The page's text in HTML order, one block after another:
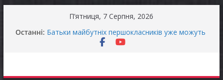
П’ятниця, 7 Серпня, 2026
Останні: влади та бізнесу»
Батьки майбутніх першокласників уже можуть
громади справжньою літньою спекою